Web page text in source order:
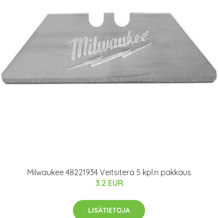
Milwaukee 48221934 Veitsiterä 5 kpl:n pakkaus
3.2 EUR
LISÄTIETOJA